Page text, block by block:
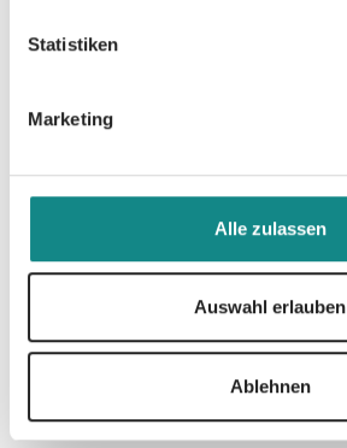
Statistiken
Marketing
Alle zulassen
Auswahl erlauben
Ablehnen